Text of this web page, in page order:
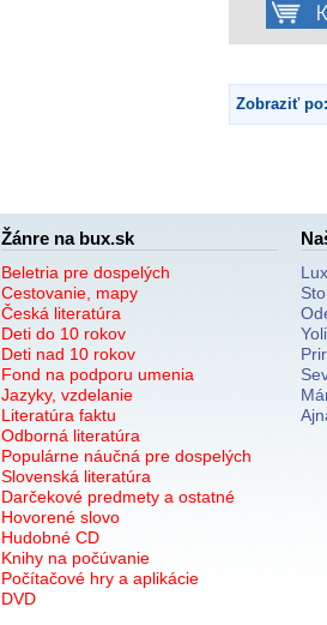
Zobraziť po:
Žánre na bux.sk
Beletria pre dospelých
Cestovanie, mapy
Česká literatúra
Deti do 10 rokov
Deti nad 10 rokov
Fond na podporu umenia
Jazyky, vzdelanie
Literatúra faktu
Odborná literatúra
Populárne náučná pre dospelých
Slovenská literatúra
Darčekové predmety a ostatné
Hovorené slovo
Hudobné CD
Knihy na počúvanie
Počítačové hry a aplikácie
DVD